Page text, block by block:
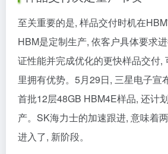
至关重要的是, 样品交付时机在HBM
HBM是定制生产, 依客户具体要求
证性能并完成优化的更快样品交付,
里拥有优势。5月29日, 三星电子宣
首批12层48GB HBM4E样品, 还计
产。SK海力士的加速跟进, 意味着
进入了, 新阶段。